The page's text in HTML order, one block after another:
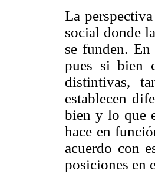
La
social donde
se funden.
pues si bien
distintivas,
establecen
bien y lo que
hace en
acuerdo con
posiciones en